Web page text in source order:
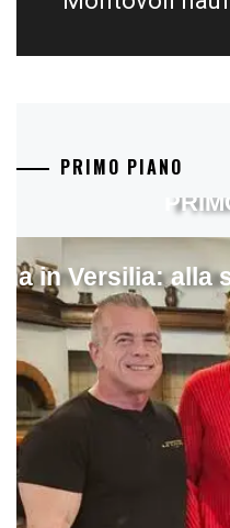
PRIMO PIANO
in Versilia: alla